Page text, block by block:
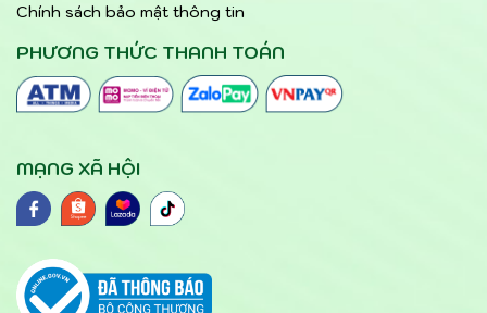
Chính sách bảo mật thông tin
PHƯƠNG THỨC THANH TOÁN
MẠNG XÃ HỘI